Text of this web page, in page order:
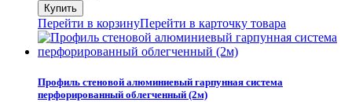
Перейти в корзинуПерейти в карточку товара
Профиль стеновой алюминиевый гарпунная система
перфорированный облегченный (2м)